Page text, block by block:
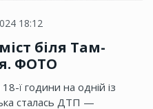
18:12
біля Там-
ФОТО
ї години на одній із
сталась ДТП —